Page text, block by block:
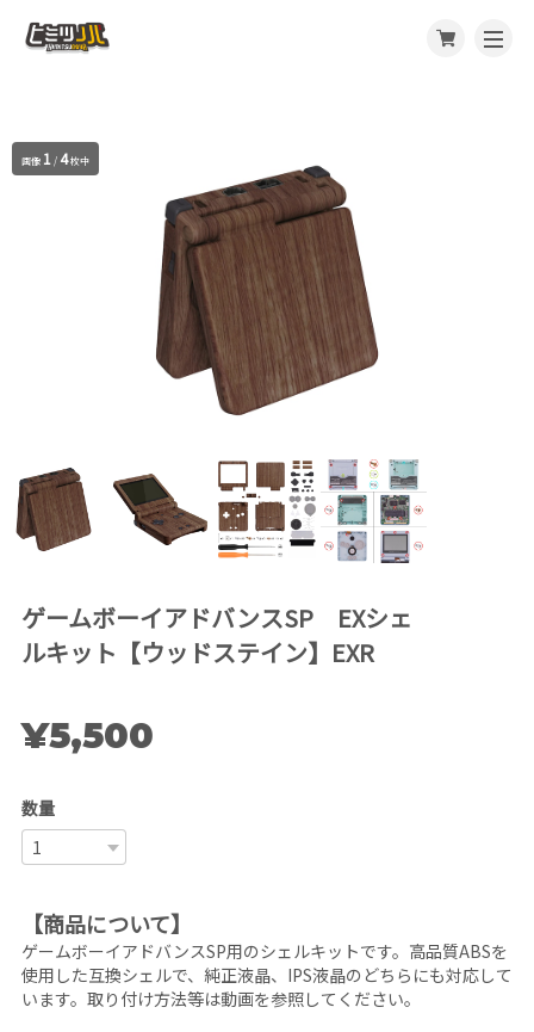
画像 1 / 4枚中
ゲームボーイアドバンスSP EXシェ
ルキット【ウッドステイン】EXR
¥5,500
数量
【商品について】
ゲームボーイアドバンスSP用のシェルキットです。高品質ABSを
使用した互換シェルで、純正液晶、IPS液晶のどちらにも対応して
います。取り付け方法等は動画を参照してください。